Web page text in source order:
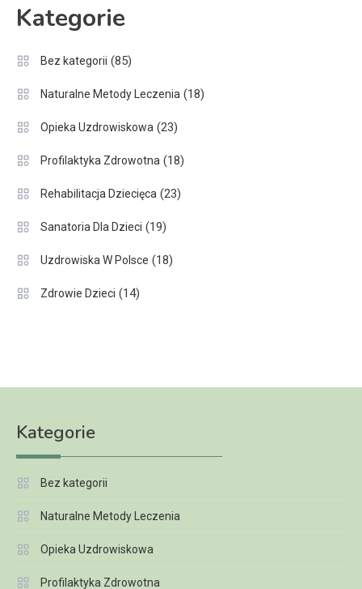
Kategorie
Bez kategorii (85)
Naturalne Metody Leczenia (18)
Opieka Uzdrowiskowa (23)
Profilaktyka Zdrowotna (18)
Rehabilitacja Dziecięca (23)
Sanatoria Dla Dzieci (19)
Uzdrowiska W Polsce (18)
Zdrowie Dzieci (14)
Kategorie
Bez kategorii
Naturalne Metody Leczenia
Opieka Uzdrowiskowa
Profilaktyka Zdrowotna